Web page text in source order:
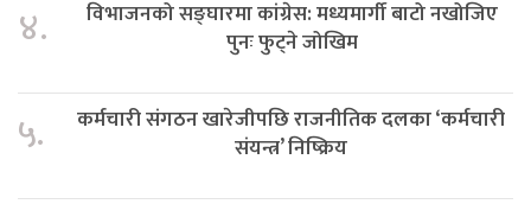
४.
विभाजनको सङ्घारमा कांग्रेस: मध्यमार्गी बाटो नखोजिए
पुनः फुट्ने जोखिम
५.
कर्मचारी संगठन खारेजीपछि राजनीतिक दलका ‘कर्मचारी
संयन्त्र’ निष्क्रिय